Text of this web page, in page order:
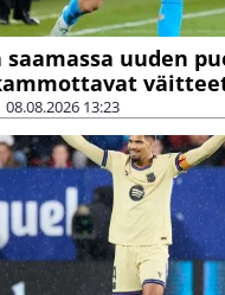
uuden
08.08.2026 13:23